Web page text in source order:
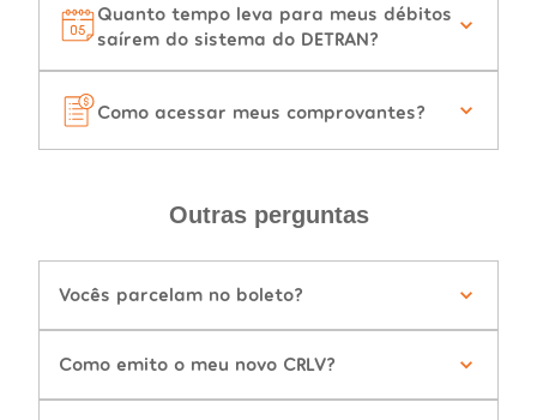
Quanto tempo leva para meus débitos
saírem do sistema do DETRAN?
Como acessar meus comprovantes?
Outras perguntas
Vocês parcelam no boleto?
Como emito o meu novo CRLV?